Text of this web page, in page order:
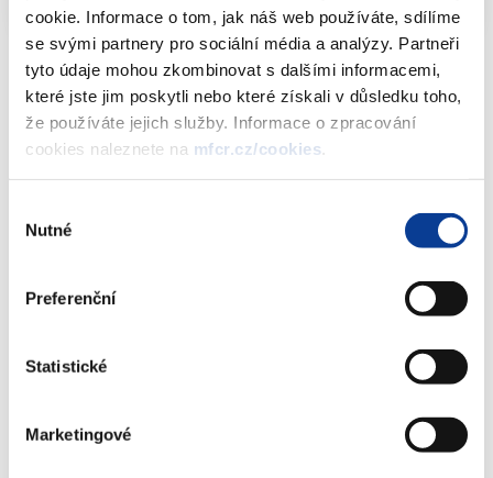
cookie. Informace o tom, jak náš web používáte, sdílíme
se svými partnery pro sociální média a analýzy. Partneři
tyto údaje mohou zkombinovat s dalšími informacemi,
které jste jim poskytli nebo které získali v důsledku toho,
že používáte jejich služby. Informace o zpracování
cookies naleznete na mfcr.cz/cookies
souhlasu
Nutné
Preferenční
Statistické
Marketingové
Dokumenty ke stažení
Stáhnout vybrané (
Stáhnout vše